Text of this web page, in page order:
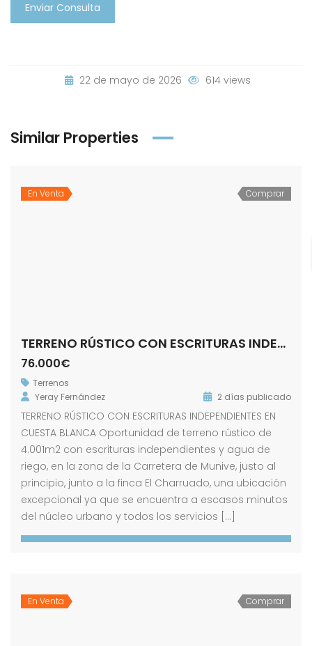
Enviar Consulta
22 de mayo de 2026 614 views
Similar Properties
En Venta Comprar
TERRENO RÚSTICO CON ESCRITURAS INDEPENDIENTES EN CUESTA BLANCA
76.000€
Terrenos
Yeray Fernández
2 días publicado
TERRENO RÚSTICO CON ESCRITURAS INDEPENDIENTES EN
CUESTA BLANCA Oportunidad de terreno rústico de
4.001m2 con escrituras independientes y agua de
riego, en la zona de la Carretera de Munive, justo al
principio, junto a la finca El Charruado, una ubicación
excepcional ya que se encuentra a escasos minutos
del núcleo urbano y todos los servicios […]
En Venta Comprar